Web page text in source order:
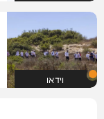
וידאו